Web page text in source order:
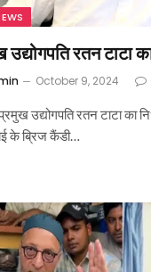
रतन टाटा
October 9, 2024
उद्योगपति रतन टाटा का
के ब्रिज कैंडी…